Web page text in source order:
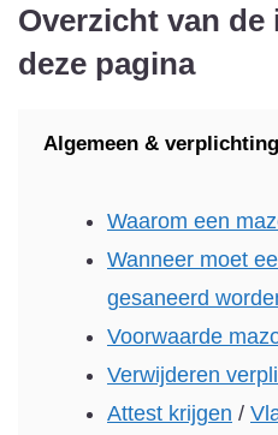
Overzicht van
deze pagina
Algemeen &
Waarom een
Wanneer moet
gesaneerd
Voorwaarde
Verwijderen
Attest krijgen /